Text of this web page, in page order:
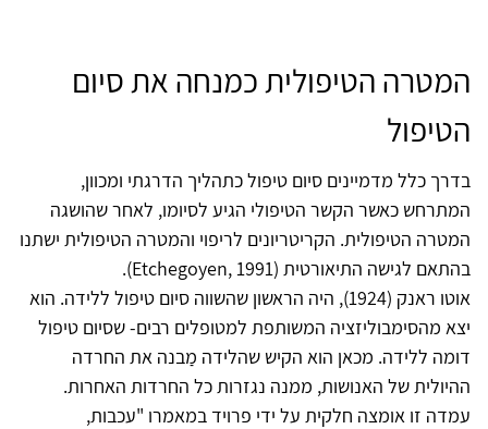
המטרה הטיפולית כמנחה את סיום
הטיפול
בדרך כלל מדמיינים סיום טיפול כתהליך הדרגתי ומכוון,
המתרחש כאשר הקשר הטיפולי הגיע לסיומו, לאחר שהושגה
המטרה הטיפולית. הקריטריונים לריפוי והמטרה הטיפולית ישתנו
בהתאם לגישה התיאורטית (Etchegoyen, 1991).
אוטו ראנק (1924), היה הראשון שהשווה סיום טיפול ללידה. הוא
יצא מהסימבוליזציה המשותפת למטופלים רבים- שסיום טיפול
דומה ללידה. מכאן הוא הקיש שהלידה מַבנה את החרדה
ההיולית של האנושות, ממנה נגזרות כל החרדות האחרות.
עמדה זו אומצה חלקית על ידי פרויד במאמרו "עכבות,